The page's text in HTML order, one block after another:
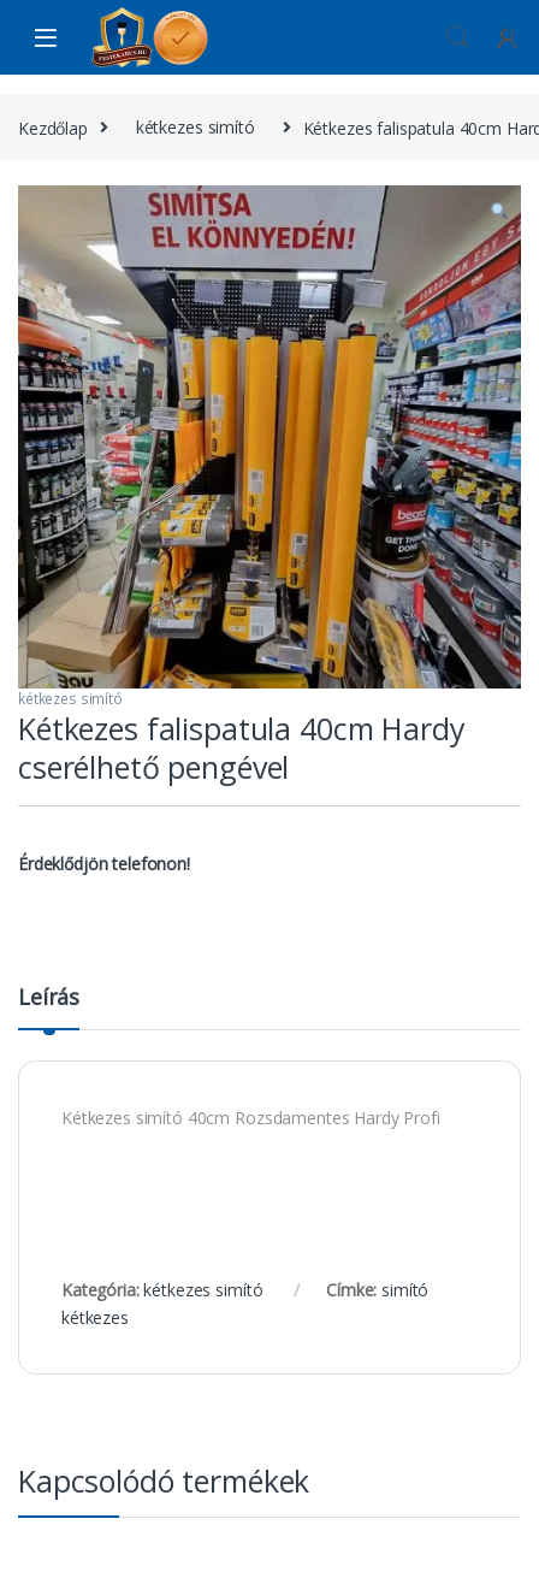
Skip to navigation
Skip to content
Kezdőlap kétkezes simító Kétkezes falispatula 40cm
kétkezes simító
Kétkezes falispatula 40cm Hardy
cserélhető pengével
Érdeklődjön telefonon!
Leírás
Kétkezes simító 40cm Rozsdamentes Hardy Profi
Kategória:kétkezes simító Címke: simító
kétkezes
Kapcsolódó termékek